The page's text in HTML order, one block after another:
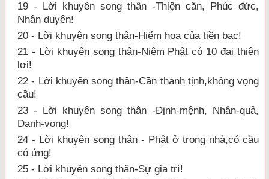
19 - Lời khuyên song thân -Thiện căn, Phúc đức,
Nhân duyên!
20 - Lời khuyên song thân-Hiểm họa của tiền bạc!
21 - Lời khuyên song thân-Niệm Phật có 10 đại thiện
lợi!
22 - Lời khuyên song thân-Cần thanh tịnh,không vọng
cầu!
23 - Lời khuyên song thân -Định-mệnh, Nhân-quả,
Danh-vọng!
24 - Lời khuyên song thân - Phật ở trong nhà,có cầu
có ứng!
25 - Lời khuyên song thân-Sự gia trì!